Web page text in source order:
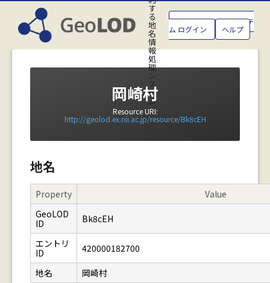
す
る
地
名
情
報
処
理
シ
ス
テ
ム
GeoLOD地名管理システ
ム ログイン ヘルプ
岡崎村
Resource URI:
http://geolod.ex.nii.ac.jp/resource/Bk8cEH
地名
Property
Value
GeoLOD
ID
Bk8cEH
エントリ
ID
420000182700
地名
岡崎村